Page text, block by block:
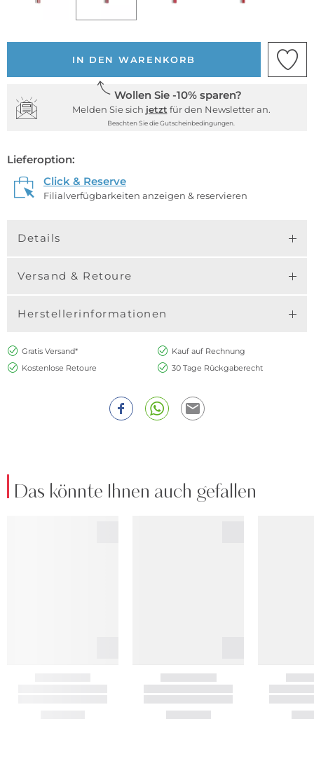
IN DEN WARENKORB
Wollen Sie -10% sparen?
Melden Sie sich jetzt für den Newsletter an.
Beachten Sie die Gutscheinbedingungen.
Lieferoption:
Click & Reserve
Filialverfügbarkeiten anzeigen & reservieren
Details
Versand & Retoure
Herstellerinformationen
Gratis Versand*
Kauf auf Rechnung
Kostenlose Retoure
30 Tage Rückgaberecht
Das könnte Ihnen auch gefallen